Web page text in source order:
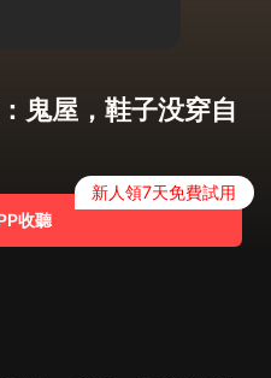
鬼屋，鞋子没穿自
收聽
新人領7天免費試用